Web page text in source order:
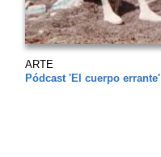
ARTE
Pódcast 'El cuerpo errante'